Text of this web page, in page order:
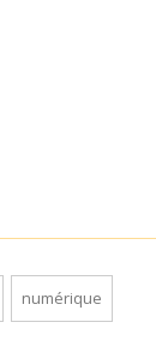
numérique